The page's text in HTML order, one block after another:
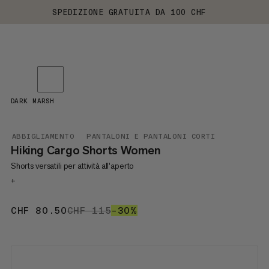
SPEDIZIONE GRATUITA DA 100 CHF
ABBIGLIAMENTO PANTALONI E PANTALONI CORTI
Hiking Cargo Shorts Women
Shorts versatili per attività all'aperto
+
CHF 80.50CHF 80.50
CHF 115CHF 115
–30%
DARK MARSH